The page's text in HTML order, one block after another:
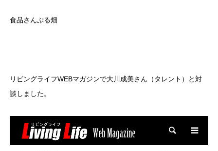
食品さんぷる畑
リビングライフWEBマガジンで大川成美さん（タレント）と対
談しました。